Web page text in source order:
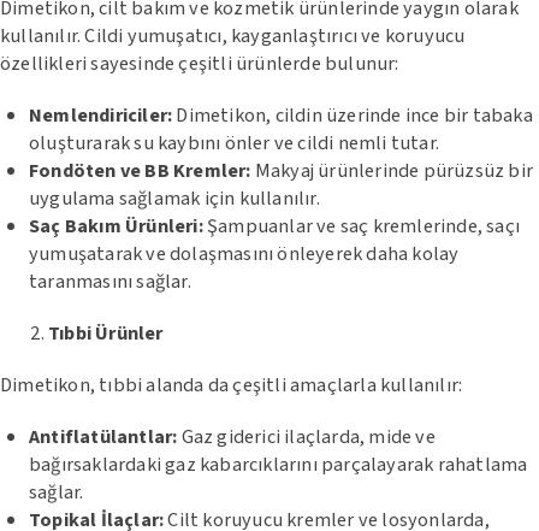
Dimetikon, cilt bakım ve kozmetik ürünlerinde yaygın olarak
kullanılır. Cildi yumuşatıcı, kayganlaştırıcı ve koruyucu
özellikleri sayesinde çeşitli ürünlerde bulunur:
Nemlendiriciler:Dimetikon, cildin üzerinde ince bir tabaka
oluşturarak su kaybını önler ve cildi nemli tutar.
Fondöten ve BB Kremler: Makyaj ürünlerinde pürüzsüz bir
uygulama sağlamak için kullanılır.
Saç Bakım Ürünleri:Şampuanlar ve saç kremlerinde, saçı
yumuşatarak ve dolaşmasını önleyerek daha kolay
taranmasını sağlar.
Tıbbi Ürünler
Dimetikon, tıbbi alanda da çeşitli amaçlarla kullanılır:
Antiflatülantlar:Gaz giderici ilaçlarda, mide ve
bağırsaklardaki gaz kabarcıklarını parçalayarak rahatlama
sağlar.
Topikal İlaçlar:Cilt koruyucu kremler ve losyonlarda,